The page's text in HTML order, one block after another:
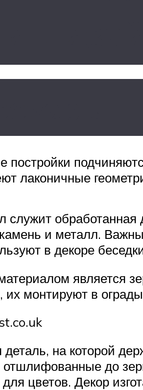
постройки
лаконичные
служит
и металл.
в декоре
является
их монтируют в
на которой
до
цветов. Декор